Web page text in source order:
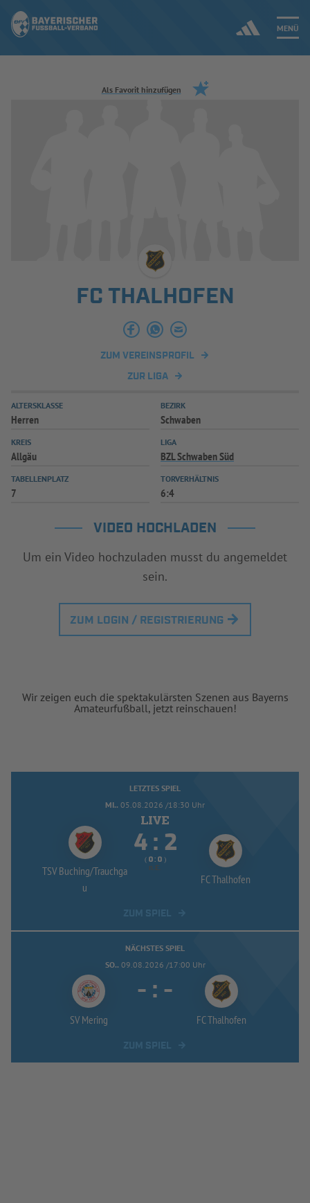
MENÜ
Jetzt einloggen
INFOTHEK SPIELPLUS
Als Favorit hinzufügen
FC THALHOFEN
ZUM VEREINSPROFIL
ZUR LIGA
ALTERSKLASSE
Herren
BEZIRK
Schwaben
KREIS
Allgäu
LIGA
BZL Schwaben Süd
TABELLENPLATZ
7
TORVERHÄLTNIS
6:4
VIDEO HOCHLADEN
Um ein Video hochzuladen musst du angemeldet
sein.
ZUM LOGIN / REGISTRIERUNG
Wir zeigen euch die spektakulärsten Szenen aus Bayerns
Amateurfußball, jetzt reinschauen!
LETZTES SPIEL
MI.. 05.08.2026 /18:30 Uhr
TSV Buching/Trauchga
u
 : 
( :  )
n.E.
FC Thalhofen
NÄCHSTES SPIEL
SO.. 09.08.2026 /17:00 Uhr
SV Mering
- : -
FC Thalhofen